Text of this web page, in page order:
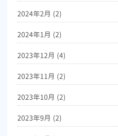
2024年2月 (2)
2024年1月 (2)
2023年12月 (4)
2023年11月 (2)
2023年10月 (2)
2023年9月 (2)